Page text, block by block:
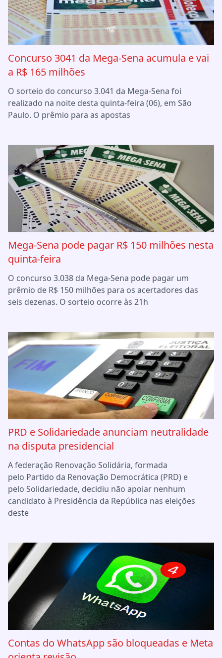
Concurso 3041 da Mega-Sena acumula e vai
a R$ 165 milhões
O sorteio do concurso 3.041 da Mega-Sena foi
realizado na noite desta quinta-feira (06), em São
Paulo. O prêmio para as apostas
Mega-Sena pode pagar R$ 150 milhões nesta
quinta-feira
O concurso 3.038 da Mega-Sena pode pagar um
prêmio de R$ 150 milhões para os acertadores das
seis dezenas. O sorteio ocorre às 21h
PRD e Solidariedade anunciam neutralidade
na disputa presidencial
A federação Renovação Solidária, formada
pelo Partido da Renovação Democrática (PRD) e
pelo Solidariedade, decidiu não apoiar nenhum
candidato à Presidência da República nas eleições
deste
Contas do WhatsApp são bloqueadas e Meta